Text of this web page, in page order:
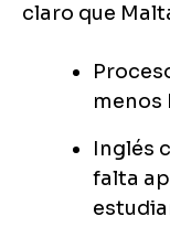
claro que
Inglés
falta